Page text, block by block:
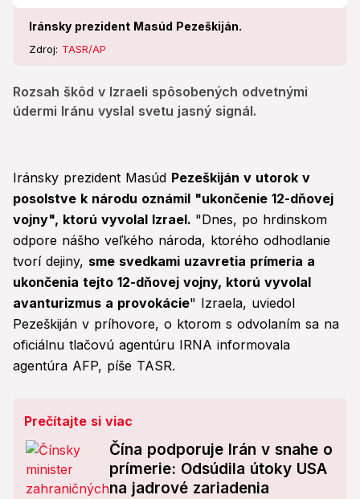
Iránsky prezident Masúd Pezeškiján.
Zdroj: TASR/AP
Rozsah škôd v Izraeli spôsobených odvetnými
údermi Iránu vyslal svetu jasný signál.
Iránsky prezident Masúd Pezeškiján v utorok v
posolstve k národu oznámil "ukončenie 12-dňovej
vojny", ktorú vyvolal Izrael. "Dnes, po hrdinskom
odpore nášho veľkého národa, ktorého odhodlanie
tvorí dejiny, sme svedkami uzavretia prímeria a
ukončenia tejto 12-dňovej vojny, ktorú vyvolal
avanturizmus a provokácie" Izraela, uviedol
Pezeškiján v príhovore, o ktorom s odvolaním sa na
oficiálnu tlačovú agentúru IRNA informovala
agentúra AFP, píše TASR.
Prečítajte si viac
Čína podporuje Irán v snahe o
prímerie: Odsúdila útoky USA
na jadrové zariadenia